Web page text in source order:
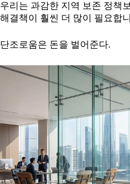
우리는 과감한 지역 보존 정책
해결책이 훨씬 더 많이 필요합
단조로움은 돈을 벌어준다.